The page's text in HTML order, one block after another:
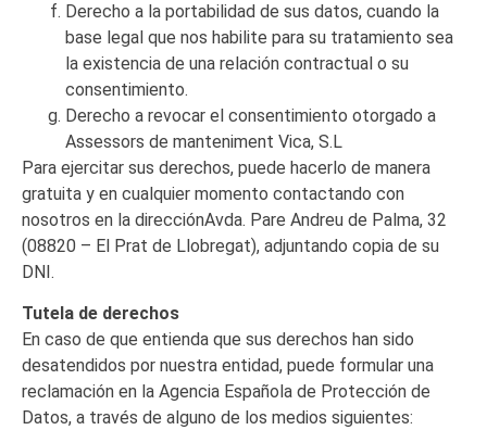
Derecho a la portabilidad de sus datos, cuando la
base legal que nos habilite para su tratamiento sea
la existencia de una relación contractual o su
consentimiento.
Derecho a revocar el consentimiento otorgado a
Assessors de manteniment Vica, S.L
Para ejercitar sus derechos, puede hacerlo de manera
gratuita y en cualquier momento contactando con
nosotros en la direcciónAvda. Pare Andreu de Palma, 32
(08820 – El Prat de Llobregat), adjuntando copia de su
DNI.
Tutela de derechos
En caso de que entienda que sus derechos han sido
desatendidos por nuestra entidad, puede formular una
reclamación en la Agencia Española de Protección de
Datos, a través de alguno de los medios siguientes: